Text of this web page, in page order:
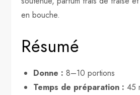
en bouche.
Résumé
Donne : 8–10 portions
Temps de préparation : 45